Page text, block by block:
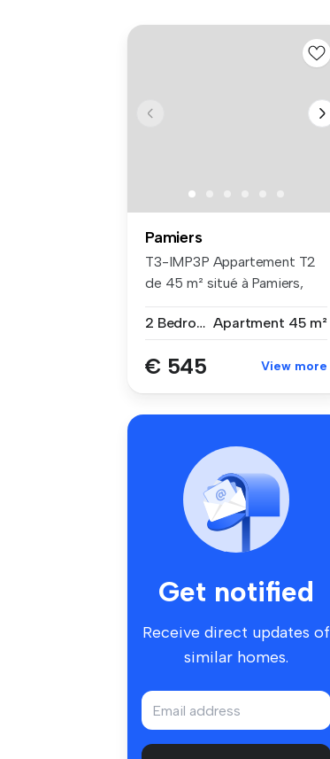
Pamiers
T3-IMP3P Appartement T2
de 45 m² situé à Pamiers,
2 Bedrooms Apartment 45 m²
€ 545 View more
Get notified
Receive direct updates of
similar homes.